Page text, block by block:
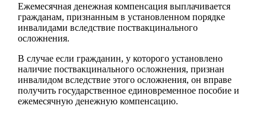
Ежемесячная денежная компенсация выплачивается
гражданам, признанным в установленном порядке
инвалидами вследствие поствакцинального
осложнения.
В случае если гражданин, у которого установлено
наличие поствакцинального осложнения, признан
инвалидом вследствие этого осложнения, он вправе
получить государственное единовременное пособие и
ежемесячную денежную компенсацию.